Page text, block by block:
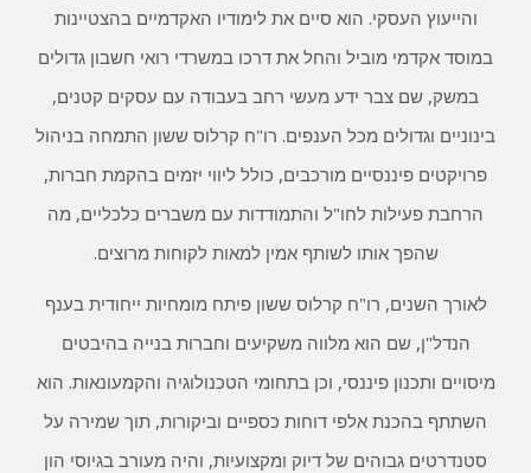
והייעוץ העסקי. הוא סיים את לימודיו האקדמיים בהצטיינות
במוסד אקדמי מוביל והחל את דרכו במשרדי רואי חשבון גדולים
במשק, שם צבר ידע מעשי רחב בעבודה עם עסקים קטנים,
בינוניים וגדולים מכל הענפים. רו"ח קרלוס ששון התמחה בניהול
פרויקטים פיננסיים מורכבים, כולל ליווי יזמים בהקמת חברות,
הרחבת פעילות לחו"ל והתמודדות עם משברים כלכליים, מה
שהפך אותו לשותף אמין למאות לקוחות מרוצים.
לאורך השנים, רו"ח קרלוס ששון פיתח מומחיות ייחודית בענף
הנדל"ן, שם הוא מלווה משקיעים וחברות בנייה בהיבטים
מיסויים ותכנון פיננסי, וכן בתחומי הטכנולוגיה והקמעונאות. הוא
השתתף בהכנת אלפי דוחות כספיים וביקורות, תוך שמירה על
סטנדרטים גבוהים של דיוק ומקצועיות, והיה מעורב בגיוסי הון